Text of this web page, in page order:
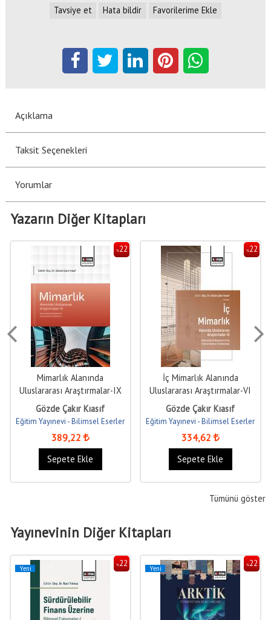
Tavsiye et Hata bildir Favorilerime Ekle
Açıklama
Taksit Seçenekleri
Yorumlar
Yazarın Diğer Kitapları
%22
Mimarlık Alanında
Uluslararası Araştırmalar-IX
Gözde Çakır Kıasıf
Eğitim Yayınevi - Bilimsel Eserler
389,22
Sepete Ekle
%22
İç Mimarlık Alanında
Uluslararası Araştırmalar-VI
Gözde Çakır Kıasıf
Eğitim Yayınevi - Bilimsel Eserler
334,62
Sepete Ekle
Tümünü göster
Yayınevinin Diğer Kitapları
%22
Yeni %22
Yeni